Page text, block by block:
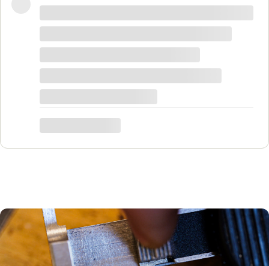
odpowiedzi na wszystkie pytania, biżuteria
jest piękna! Ceny bardzo korzystne, na
zrobić w bardzo krótkim czasie. Dziękuję,
był to dla mnie bardzo ważny moment,
trafiłam w idealne miejsce.
Katarzyna Łącka